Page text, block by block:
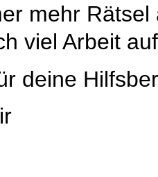
mehr Rätsel
viel Arbeit
deine